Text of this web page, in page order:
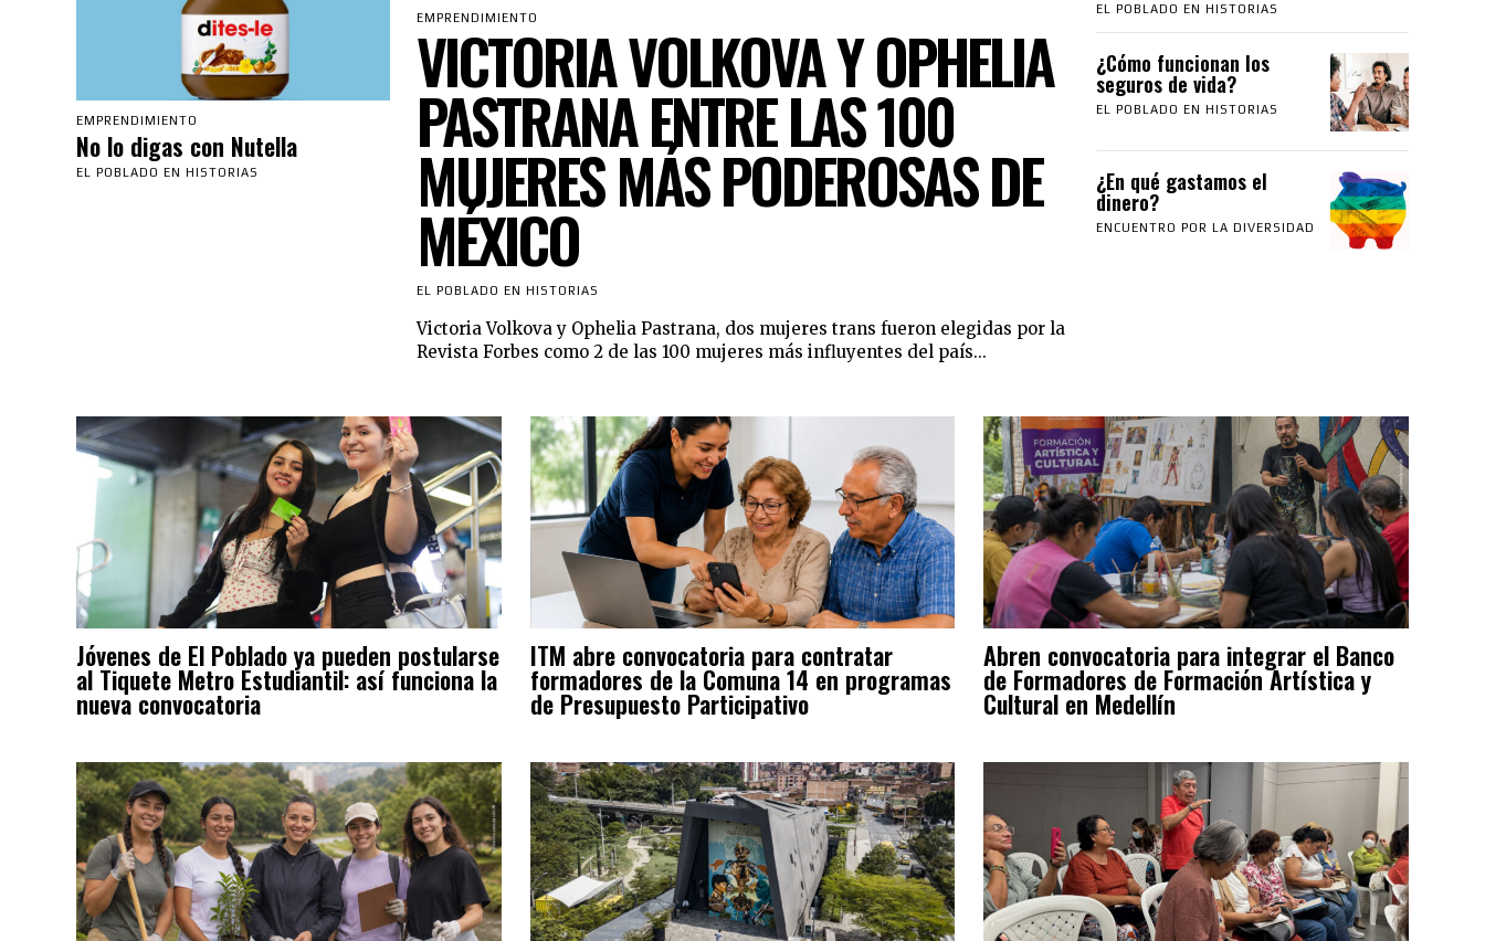
EMPRENDIMIENTO
No lo digas con Nutella
EL POBLADO EN HISTORIAS
EMPRENDIMIENTO
VICTORIA VOLKOVA Y OPHELIA
PASTRANA ENTRE LAS 100
MUJERES MÁS PODEROSAS DE
MÉXICO
EL POBLADO EN HISTORIAS
Victoria Volkova y Ophelia Pastrana, dos mujeres trans fueron elegidas por la
Revista Forbes como 2 de las 100 mujeres más influyentes del país...
EL POBLADO EN HISTORIAS
¿Cómo funcionan los
seguros de vida?
EL POBLADO EN HISTORIAS
¿En qué gastamos el
dinero?
ENCUENTRO POR LA DIVERSIDAD
Jóvenes de El Poblado ya pueden postularse
al Tiquete Metro Estudiantil: así funciona la
nueva convocatoria
ITM abre convocatoria para contratar
formadores de la Comuna 14 en programas
de Presupuesto Participativo
Abren convocatoria para integrar el Banco
de Formadores de Formación Artística y
Cultural en Medellín